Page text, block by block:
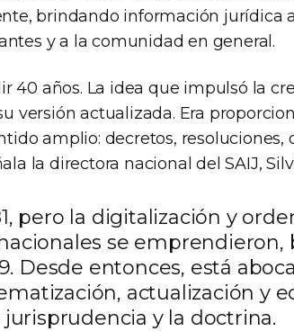
brindando información jurídica
y a la comunidad en general.
40 años. La idea que impulsó la
versión actualizada. Era
amplio: decretos, resoluciones,
la directora nacional del SAIJ,
pero la digitalización y
se emprendieron,
Desde entonces, está
actualización y
y la doctrina.